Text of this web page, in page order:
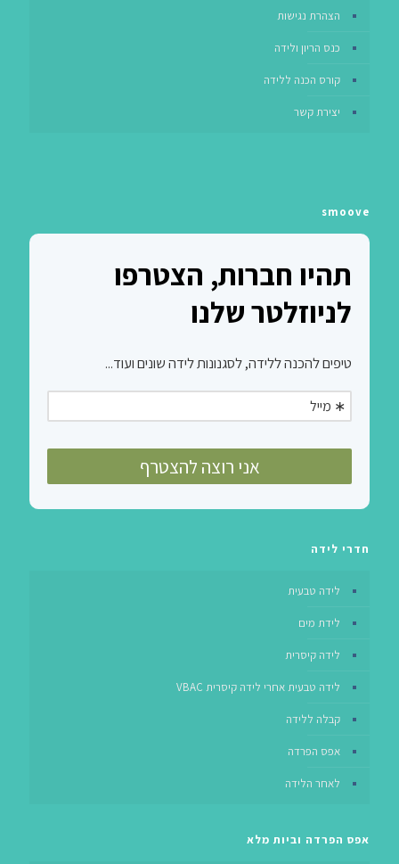
הצהרת נגישות
כנס הריון ולידה
קורס הכנה ללידה
יצירת קשר
smoove
חדרי לידה
לידה טבעית
לידת מים
לידה קיסרית
לידה טבעית אחרי לידה קיסרית VBAC
קבלה ללידה
אפס הפרדה
לאחר הלידה
אפס הפרדה וביות מלא